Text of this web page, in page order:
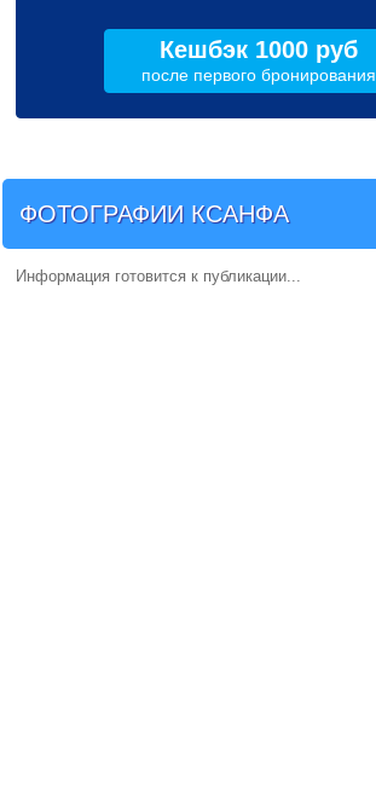
Кешбэк 1000 руб
после первого бронирования
ФОТОГРАФИИ КСАНФА
Информация готовится к публикации...